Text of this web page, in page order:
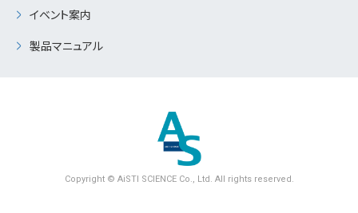
イベント案内
製品マニュアル
Copyright © AiSTI SCIENCE Co., Ltd. All rights reserved.